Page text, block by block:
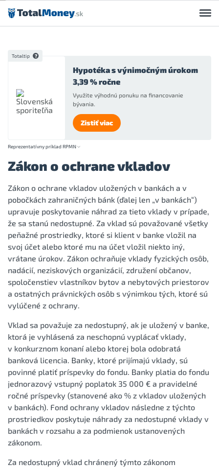
Preskočiť na obsah
Totaltip
Hypotéka s výnimočným úrokom
3,39 % ročne
Využite výhodnú ponuku na financovanie
bývania.
Zistiť viac
Reprezentatívny príklad RPMN
Zákon o ochrane vkladov
Zákon o ochrane vkladov uložených v bankách a v
pobočkách zahraničných bánk (ďalej len „v bankách“)
upravuje poskytovanie náhrad za tieto vklady v prípade,
že sa stanú nedostupné. Za vklad sú považované všetky
peňažné prostriedky, ktoré si klient v banke vložil na
svoj účet alebo ktoré mu na účet vložil niekto iný,
vrátane úrokov. Zákon ochraňuje vklady fyzických osôb,
nadácií, neziskových organizácií, združení občanov,
spoločenstiev vlastníkov bytov a nebytových priestorov
a ostatných právnických osôb s výnimkou tých, ktoré sú
vylúčené z ochrany.
Vklad sa považuje za nedostupný, ak je uložený v banke,
ktorá je vyhlásená za neschopnú vyplácať vklady,
v konkurznom konaní alebo ktorej bola odobratá
banková licencia. Banky, ktoré prijímajú vklady, sú
povinné platiť príspevky do fondu. Banky platia do fondu
jednorazový vstupný poplatok 35 000 € a pravidelné
ročné príspevky (stanovené ako % z vkladov uložených
v bankách). Fond ochrany vkladov následne z týchto
prostriedkov poskytuje náhrady za nedostupné vklady v
bankách v rozsahu a za podmienok ustanovených
zákonom.
Za nedostupný vklad chránený týmto zákonom